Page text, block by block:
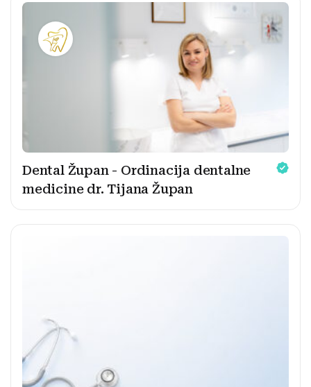
Dental Župan - Ordinacija dentalne
medicine dr. Tijana Župan